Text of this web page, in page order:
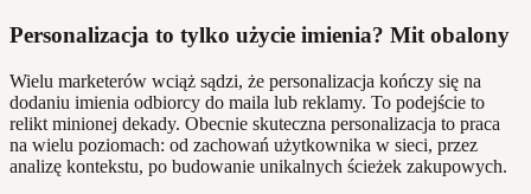
Personalizacja to tylko użycie imienia? Mit obalony
Wielu marketerów wciąż sądzi, że personalizacja kończy się na
dodaniu imienia odbiorcy do maila lub reklamy. To podejście to
relikt minionej dekady. Obecnie skuteczna personalizacja to praca
na wielu poziomach: od zachowań użytkownika w sieci, przez
analizę kontekstu, po budowanie unikalnych ścieżek zakupowych.